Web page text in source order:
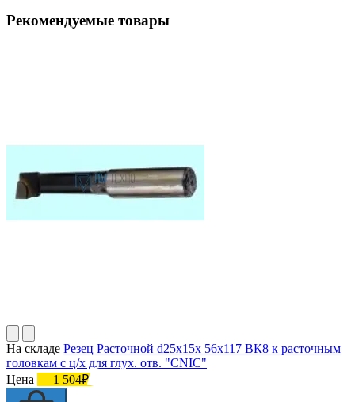
Рекомендуемые товары
На складе Резец Расточной d25х15х 56х117 ВК8 к расточным
головкам с ц/х для глух. отв. "CNIC"
Цена
1 504₽